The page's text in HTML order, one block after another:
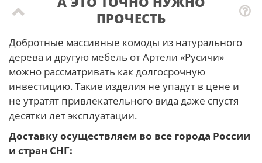
ПРОЧЕСТЬ
Добротные массивные комоды из натурального
дерева и другую мебель от Артели «Русичи»
можно рассматривать как долгосрочную
инвестицию. Такие изделия не упадут в цене и
не утратят привлекательного вида даже спустя
десятки лет эксплуатации.
Доставку осуществляем во все города России
и стран СНГ: